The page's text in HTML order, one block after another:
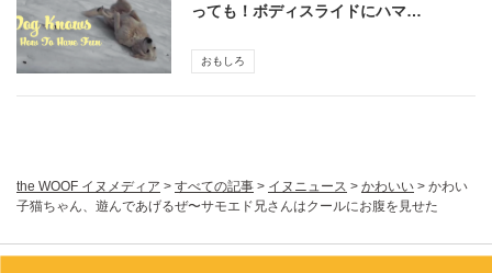
っても！ボディスライドにハマ…
おもしろ
the WOOF イヌメディア > すべての記事 > イヌニュース > かわいい > かわい
子猫ちゃん、遊んであげるぜ〜サモエド兄さんはクールにお腹を見せた